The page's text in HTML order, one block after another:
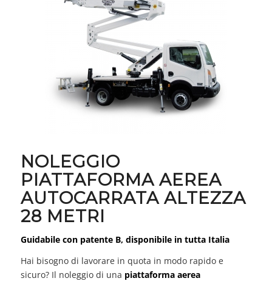
NOLEGGIO
PIATTAFORMA AEREA
AUTOCARRATA ALTEZZA
28 METRI
Guidabile con patente B, disponibile in tutta Italia
Hai bisogno di lavorare in quota in modo rapido e
sicuro? Il noleggio di una piattaforma aerea